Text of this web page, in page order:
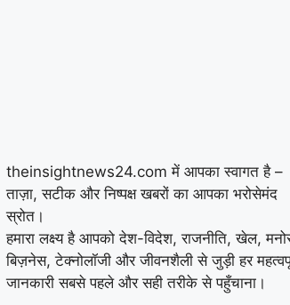
theinsightnews24.com में आपका स्वागत है –
ताज़ा, सटीक और निष्पक्ष खबरों का आपका भरोसेमंद
स्रोत।
हमारा लक्ष्य है आपको देश-विदेश, राजनीति, खेल,
बिज़नेस, टेक्नोलॉजी और जीवनशैली से जुड़ी हर
जानकारी सबसे पहले और सही तरीके से पहुँचाना।